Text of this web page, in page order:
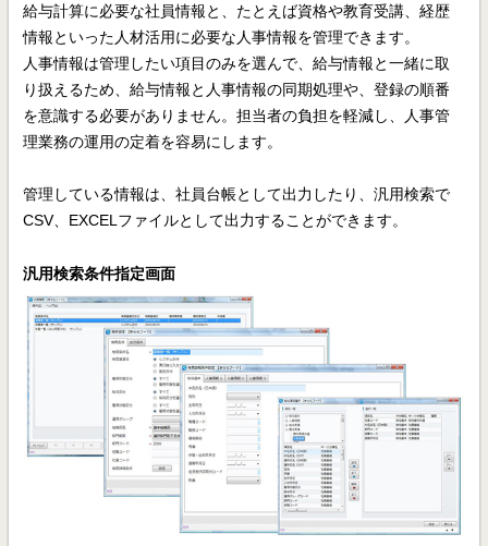
給与計算に必要な社員情報と、たとえば資格や教育受講、経歴
情報といった人材活用に必要な人事情報を管理できます。
人事情報は管理したい項目のみを選んで、給与情報と一緒に取
り扱えるため、給与情報と人事情報の同期処理や、登録の順番
を意識する必要がありません。担当者の負担を軽減し、人事管
理業務の運用の定着を容易にします。
管理している情報は、社員台帳として出力したり、汎用検索で
CSV、EXCELファイルとして出力することができます。
汎用検索条件指定画面